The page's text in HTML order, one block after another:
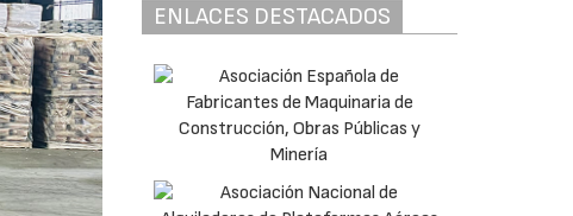
ENLACES DESTACADOS